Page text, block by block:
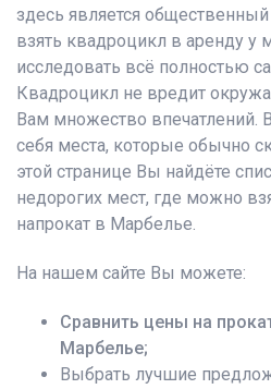
здесь является
взять квадроцикл в аренду у
исследовать всё полностью
Квадроцикл не вредит
Вам множество впечатлений.
себя места, которые обычно
этой странице Вы найдёте
недорогих мест, где можно
напрокат в Марбелье.
На нашем сайте Вы можете:
Сравнить цены на
Марбелье;
Выбрать лучшие